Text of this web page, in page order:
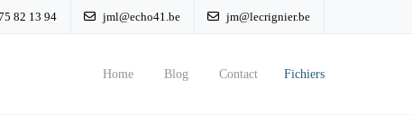
82 13 94 jml@echo41.be jm@lecrignier.be
Home Blog Contact Fichiers